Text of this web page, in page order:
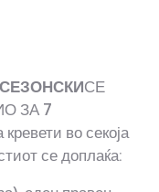
СЕ
ЗА 7
во секоја
се доплаќа: